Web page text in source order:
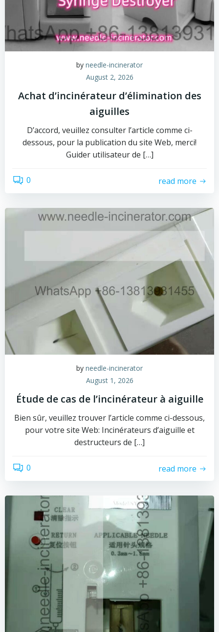
by needle-incinerator
August 2, 2026
Achat d’incinérateur d’élimination des
aiguilles
D’accord, veuillez consulter l’article comme ci-
dessous, pour la publication du site Web, merci!
Guider utilisateur de […]
0 read more
by needle-incinerator
August 1, 2026
Étude de cas de l’incinérateur à aiguille
Bien sûr, veuillez trouver l’article comme ci-dessous,
pour votre site Web: Incinérateurs d’aiguille et
destructeurs de […]
0 read more